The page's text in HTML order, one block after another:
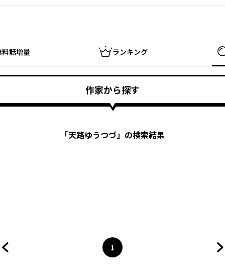
料話増量 ランキング
作家から探す
「天路ゆうつづ」の検索結果
ページ
1
へ